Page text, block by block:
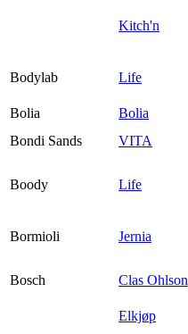
Kitch'n
Bodylab Life
Bolia
Bolia
Bondi Sands
VITA
Boody Life
Bormioli Jernia
Bosch
Clas Ohlson
Elkjøp